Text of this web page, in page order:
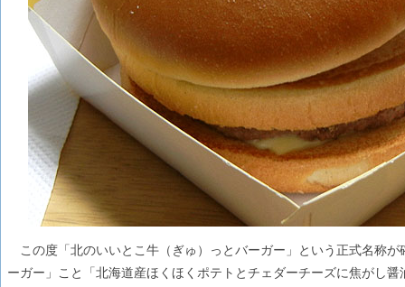
この度「北のいいとこ牛（ぎゅ）っとバーガー」という正式名称
ーガー」こと「北海道産ほくほくポテトとチェダーチーズに焦がし